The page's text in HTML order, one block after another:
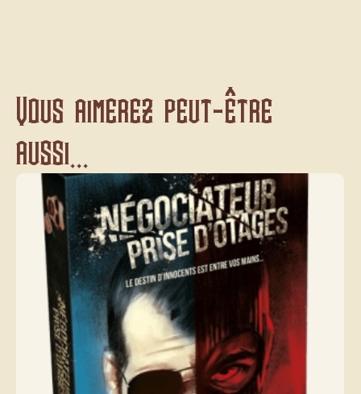
Vous aimerez peut-être
aussi...